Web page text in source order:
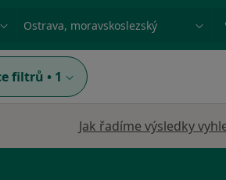
filtrů • 1
Jak řadíme výsledky